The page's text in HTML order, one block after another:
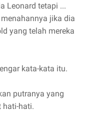
Leonard tetapi ...
jika dia
yang telah mereka
kata-kata itu.
putranya yang
hati-hati.